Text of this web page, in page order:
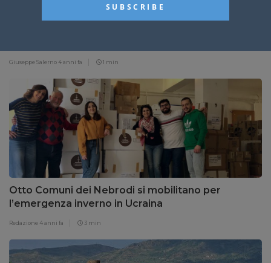
Giuseppe Salerno 4 anni fa 1 min
Otto Comuni dei Nebrodi si mobilitano per
l’emergenza inverno in Ucraina
Redazione 4 anni fa 3 min